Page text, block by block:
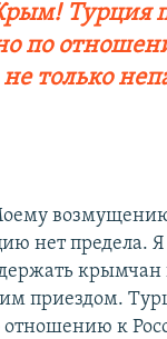
​Турция
по
не только
нет предела.
крымчан
приездом.
к